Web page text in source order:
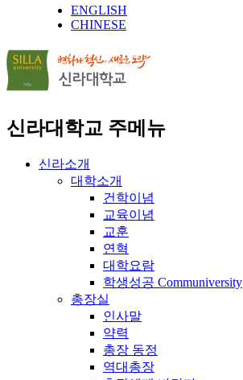
ENGLISH
CHINESE
신라대학교 주메뉴
신라소개
대학소개
건학이념
교육이념
교훈
연혁
대학요람
학생성공 Communiversity
총장실
인사말
약력
총장 동정
역대총장